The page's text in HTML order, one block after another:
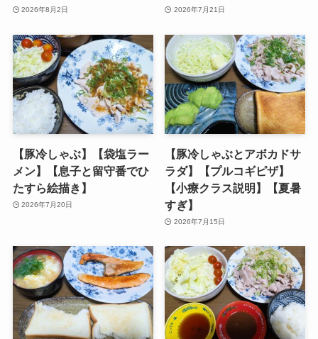
2026年8月2日 2026年7月21日
【豚冷しゃぶ】【袋塩ラー
メン】【息子と留守番でひ
たすら絵描き】
2026年7月20日
【豚冷しゃぶとアボカドサ
ラダ】【プルコギピザ】
【小療クラス説明】【夏暑
すぎ】
2026年7月15日